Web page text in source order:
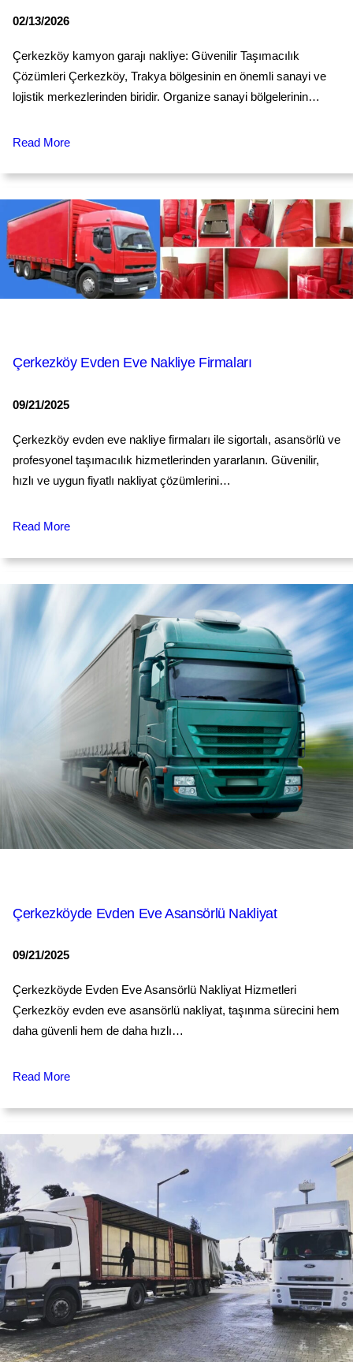
02/13/2026
Çerkezköy kamyon garajı nakliye: Güvenilir Taşımacılık
Çözümleri Çerkezköy, Trakya bölgesinin en önemli sanayi ve
lojistik merkezlerinden biridir. Organize sanayi bölgelerinin…
Read More
Çerkezköy Evden Eve Nakliye Firmaları
09/21/2025
Çerkezköy evden eve nakliye firmaları ile sigortalı, asansörlü ve
profesyonel taşımacılık hizmetlerinden yararlanın. Güvenilir,
hızlı ve uygun fiyatlı nakliyat çözümlerini…
Read More
Çerkezköyde Evden Eve Asansörlü Nakliyat
09/21/2025
Çerkezköyde Evden Eve Asansörlü Nakliyat Hizmetleri
Çerkezköy evden eve asansörlü nakliyat, taşınma sürecini hem
daha güvenli hem de daha hızlı…
Read More